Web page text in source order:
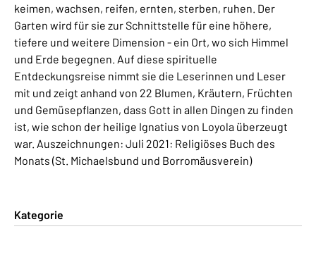
keimen, wachsen, reifen, ernten, sterben, ruhen. Der
Garten wird für sie zur Schnittstelle für eine höhere,
tiefere und weitere Dimension - ein Ort, wo sich Himmel
und Erde begegnen. Auf diese spirituelle
Entdeckungsreise nimmt sie die Leserinnen und Leser
mit und zeigt anhand von 22 Blumen, Kräutern, Früchten
und Gemüsepflanzen, dass Gott in allen Dingen zu finden
ist, wie schon der heilige Ignatius von Loyola überzeugt
war. Auszeichnungen: Juli 2021: Religiöses Buch des
Monats (St. Michaelsbund und Borromäusverein)
Kategorie